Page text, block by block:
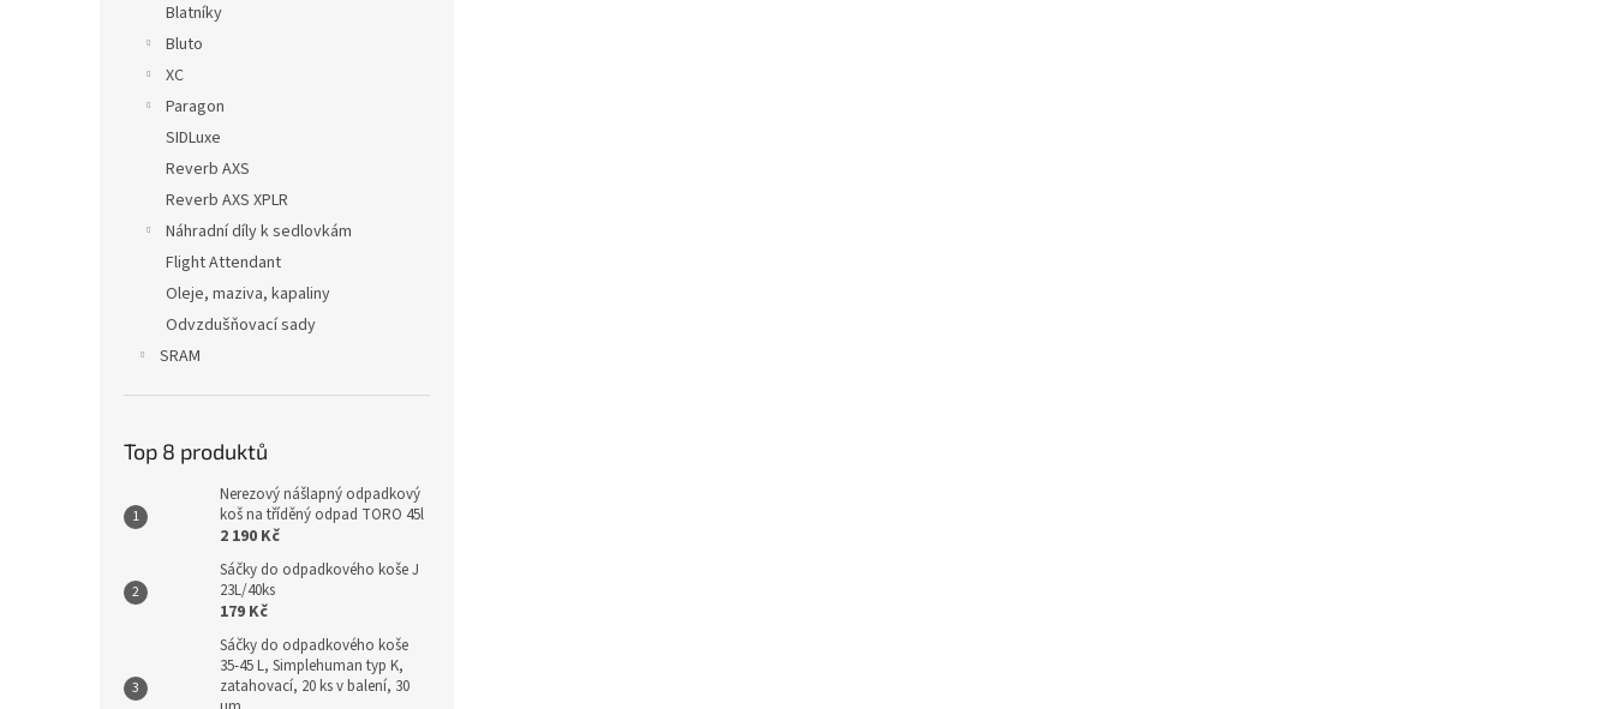
Blatníky
Bluto
XC
Paragon
SIDLuxe
Reverb AXS
Reverb AXS XPLR
Náhradní díly k sedlovkám
Flight Attendant
Oleje, maziva, kapaliny
Odvzdušňovací sady
SRAM
Top 8 produktů
Nerezový nášlapný odpadkový
koš na tříděný odpad TORO 45l
2 190 Kč
Sáčky do odpadkového koše J
23L/40ks
179 Kč
Sáčky do odpadkového koše
35-45 L, Simplehuman typ K,
zatahovací, 20 ks v balení, 30